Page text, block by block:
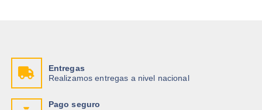
Entregas
Realizamos entregas a nivel nacional
Pago seguro